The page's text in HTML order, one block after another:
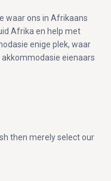
waar ons in Afrikaans
Afrika en help met
enige plek, waar
eienaars
then merely select our